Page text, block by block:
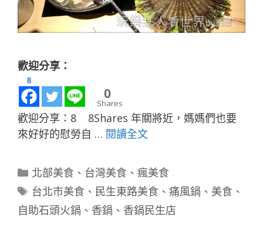
歡迎分享：
8
0
Shares
歡迎分享：8 8Shares 年關將近，媽媽們也要
來好好的慰勞自 … 閱讀全文
分
類
北部美食、 台灣美食、 瘋美食
標
籤
台北市美食、 民生東路美食、 痛風鍋 、 美食、
自助石頭火鍋 、 香鍋 、 香鍋民生店